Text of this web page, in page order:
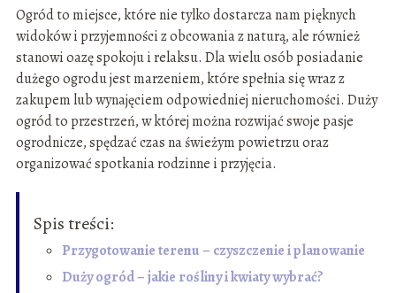
Ogród to miejsce, które nie tylko dostarcza nam pięknych
widoków i przyjemności z obcowania z naturą, ale również
stanowi oazę spokoju i relaksu. Dla wielu osób posiadanie
dużego ogrodu jest marzeniem, które spełnia się wraz z
zakupem lub wynajęciem odpowiedniej nieruchomości. Duży
ogród to przestrzeń, w której można rozwijać swoje pasje
ogrodnicze, spędzać czas na świeżym powietrzu oraz
organizować spotkania rodzinne i przyjęcia.
Spis treści:
Przygotowanie terenu – czyszczenie i planowanie
Duży ogród – jakie rośliny i kwiaty wybrać?